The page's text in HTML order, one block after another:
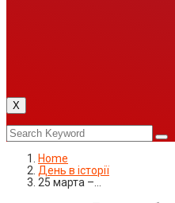
X
Home
День в історії
25 марта –…